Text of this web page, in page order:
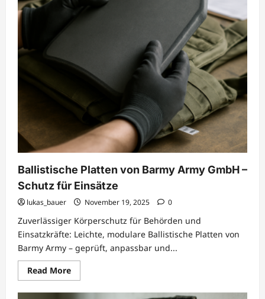
Ballistische Platten von Barmy Army GmbH –
Schutz für Einsätze
lukas_bauer November 19, 2025 0
Zuverlässiger Körperschutz für Behörden und
Einsatzkräfte: Leichte, modulare Ballistische Platten von
Barmy Army – geprüft, anpassbar und...
Read MoreRead
more
Ballistische